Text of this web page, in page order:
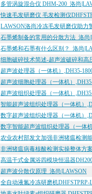
多管涡旋混合仪 DHM-200_洛尚
快速毛发研磨仪 毛发检测仪
LAWSON洛尚冷冻毛发研磨仪助力
石墨烯制备的常用的分散方法_洛尚
石墨烯和石墨有什么区别？_洛尚
细胞破碎技术简述-超声波破碎和高
超声波处理器（一体机）,DH35-
超声波细胞处理器（一体机）
超声波组织处理器（一体机）
智能超声波组织处理器（一体机）
数字超声波组织处理器（一体机）
数字智能超声波组织处理器（一体
农业农村部发文加强非洲猪瘟检测
非洲猪瘟病毒核酸检测实操整体方
高温干式金属浴四模块恒温器
超声波分散仪原理_洛尚|LAWSON
全自动液氮冷冻研磨机DHFSTPRP-